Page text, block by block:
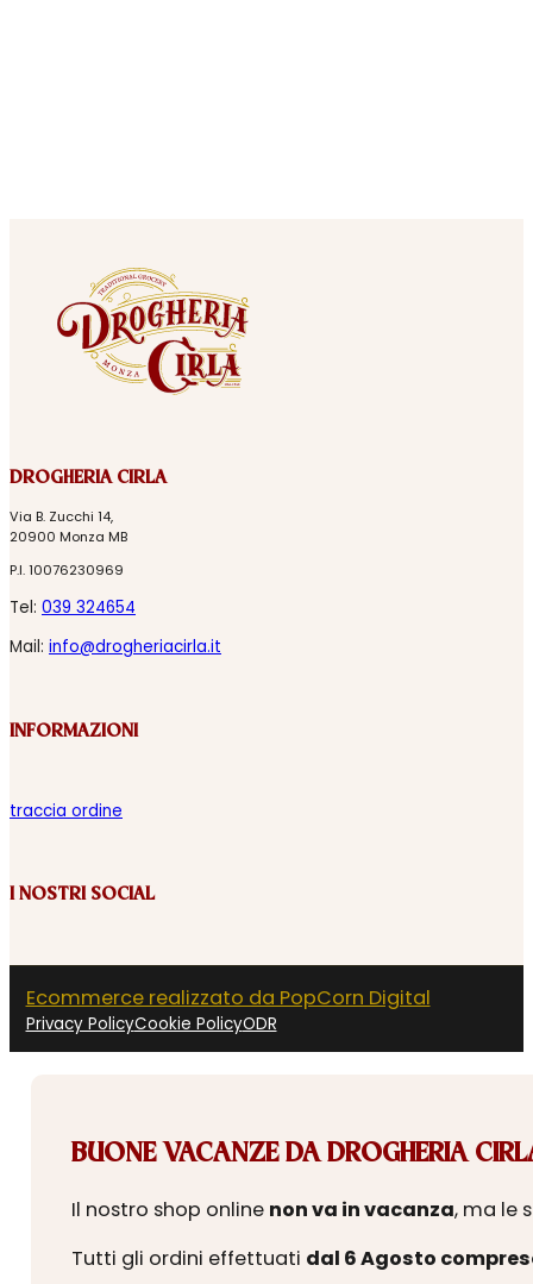
DROGHERIA CIRLA
Via B. Zucchi 14,
20900 Monza MB
P.I. 10076230969
Tel: 039 324654
Mail: info@drogheriacirla.it
INFORMAZIONI
traccia ordine
I NOSTRI SOCIAL
Ecommerce realizzato da PopCorn Digital
Privacy PolicyCookie PolicyODR
BUONE VACANZE DA DROGHERIA
Il nostro shop online non va in vacanza, ma le
Tutti gli ordini effettuati dal 6 Agosto